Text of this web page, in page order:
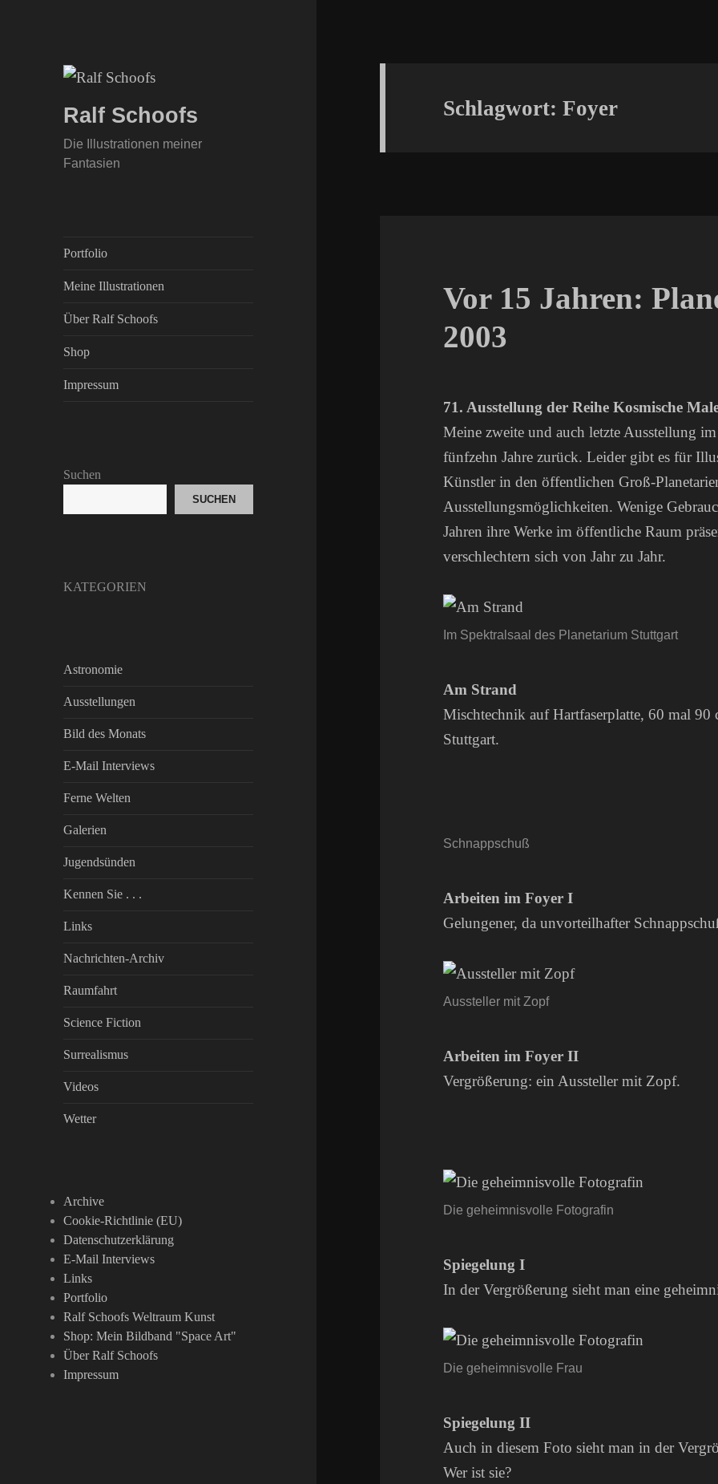
Ralf Schoofs
Die Illustrationen meiner
Fantasien
Portfolio
Meine Illustrationen
Über Ralf Schoofs
Shop
Impressum
Suchen
SUCHEN
KATEGORIEN
Astronomie
Ausstellungen
Bild des Monats
E-Mail Interviews
Ferne Welten
Galerien
Jugendsünden
Kennen Sie . . .
Links
Nachrichten-Archiv
Raumfahrt
Science Fiction
Surrealismus
Videos
Wetter
Archive
Cookie-Richtlinie (EU)
Datenschutzerklärung
E-Mail Interviews
Links
Portfolio
Ralf Schoofs Weltraum Kunst
Shop: Mein Bildband "Space Art"
Über Ralf Schoofs
Impressum
Schlagwort:Foyer
Vor 15 Jahren:
2003
71. Ausstellung der Reihe Kosmische
Meine zweite und auch letzte Ausstellung
fünfzehn Jahre zurück. Leider gibt es für
Künstler in den öffentlichen Groß-
Ausstellungsmöglichkeiten. Wenige
Jahren ihre Werke im öffentliche Raum
verschlechtern sich von Jahr zu Jahr.
Im Spektralsaal des Planetarium Stuttgart
Am Strand
Mischtechnik auf Hartfaserplatte, 60 mal 90
Stuttgart.
Schnappschuß
Arbeiten im Foyer I
Gelungener, da unvorteilhafter
Aussteller mit Zopf
Arbeiten im Foyer II
Vergrößerung: ein Aussteller mit Zopf.
Die geheimnisvolle Fotografin
Spiegelung I
In der Vergrößerung sieht man eine
Die geheimnisvolle Frau
Spiegelung II
Auch in diesem Foto sieht man in der
Wer ist sie?